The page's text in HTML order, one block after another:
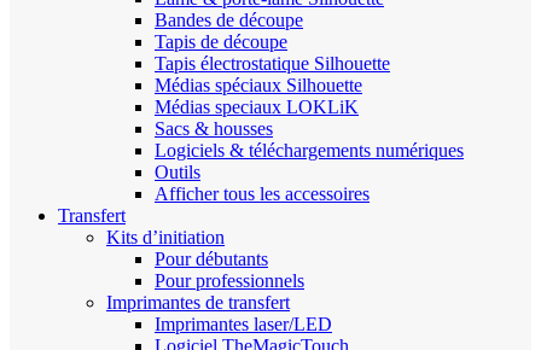
Bandes de découpe
Tapis de découpe
Tapis électrostatique Silhouette
Médias spéciaux Silhouette
Médias speciaux LOKLiK
Sacs & housses
Logiciels & téléchargements numériques
Outils
Afficher tous les accessoires
Transfert
Kits d’initiation
Pour débutants
Pour professionnels
Imprimantes de transfert
Imprimantes laser/LED